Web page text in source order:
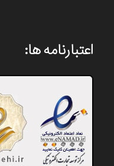
اعتبارنامه ها: